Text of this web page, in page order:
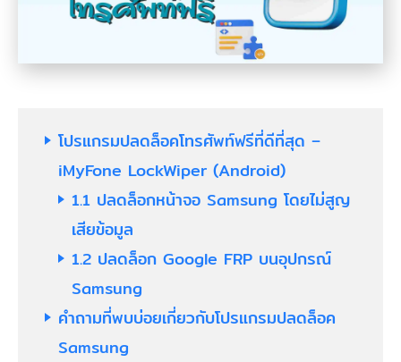
โปรแกรมปลดล็อคโทรศัพท์ฟรีที่ดีที่สุด –
iMyFone LockWiper (Android)
1.1 ปลดล็อกหน้าจอ Samsung โดยไม่สูญ
เสียข้อมูล
1.2 ปลดล็อก Google FRP บนอุปกรณ์
Samsung
คำถามที่พบบ่อยเกี่ยวกับโปรแกรมปลดล็อค
Samsung